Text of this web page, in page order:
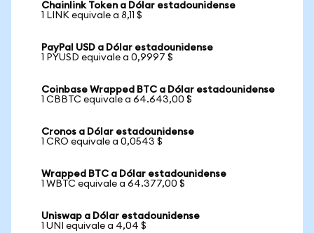
Chainlink Token a Dólar estadounidense
1 LINK equivale a 8,11 $
PayPal USD a Dólar estadounidense
1 PYUSD equivale a 0,9997 $
Coinbase Wrapped BTC a Dólar estadounidense
1 CBBTC equivale a 64.643,00 $
Cronos a Dólar estadounidense
1 CRO equivale a 0,0543 $
Wrapped BTC a Dólar estadounidense
1 WBTC equivale a 64.377,00 $
Uniswap a Dólar estadounidense
1 UNI equivale a 4,04 $